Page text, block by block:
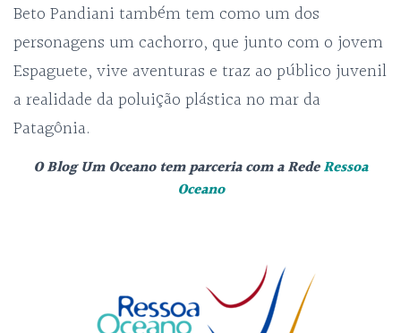
Beto Pandiani também tem como um dos
personagens um cachorro, que junto com o jovem
Espaguete, vive aventuras e traz ao público juvenil
a realidade da poluição plástica no mar da
Patagônia.
O Blog Um Oceano tem parceria com a RedeRessoa
Oceano